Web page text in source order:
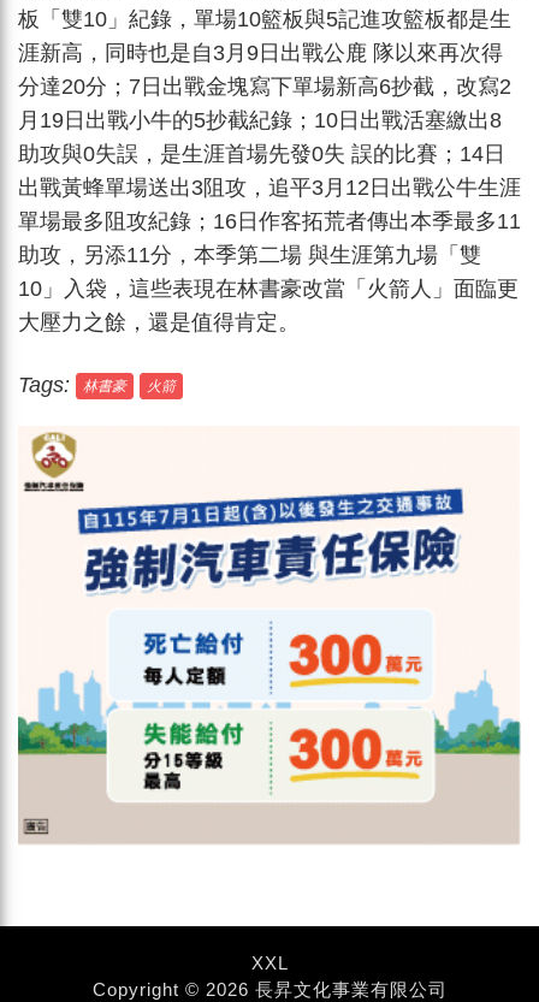
板「雙10」紀錄，單場10籃板與5記進攻籃板都是生
涯新高，同時也是自3月9日出戰公鹿 隊以來再次得
分達20分；7日出戰金塊寫下單場新高6抄截，改寫2
月19日出戰小牛的5抄截紀錄；10日出戰活塞繳出8
助攻與0失誤，是生涯首場先發0失 誤的比賽；14日
出戰黃蜂單場送出3阻攻，追平3月12日出戰公牛生涯
單場最多阻攻紀錄；16日作客拓荒者傳出本季最多11
助攻，另添11分，本季第二場 與生涯第九場「雙
10」入袋，這些表現在林書豪改當「火箭人」面臨更
大壓力之餘，還是值得肯定。
Tags: 林書豪 火箭
XXL
Copyright © 2026 長昇文化事業有限公司